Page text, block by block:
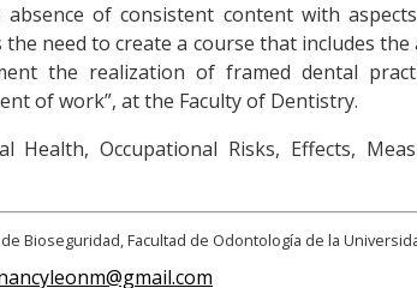
of consistent content with
need to create a course that includes
the realization of framed dental
of work”, at the Faculty of Dentistry.
Health, Occupational Risks, Effects,
Bioseguridad, Facultad de Odontología de la